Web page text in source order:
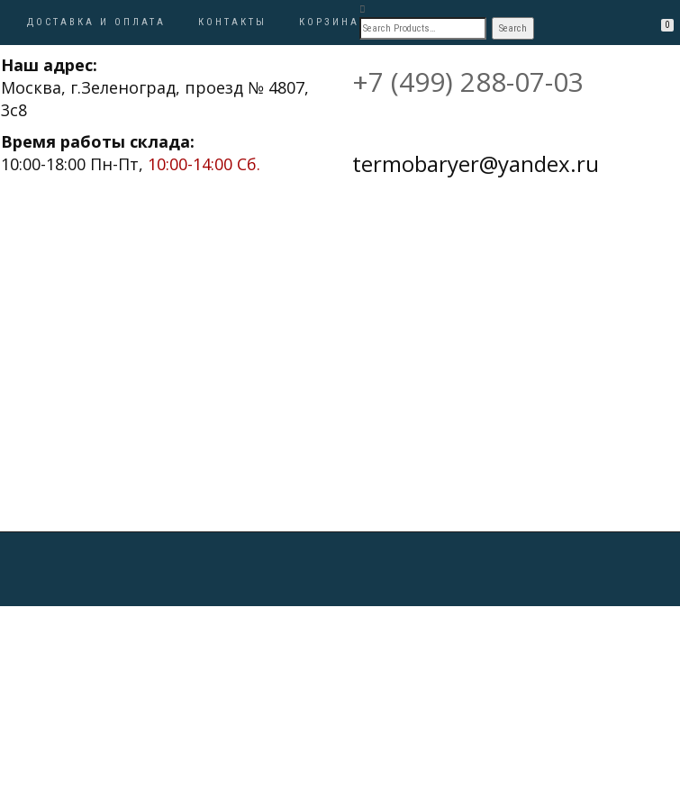
ДОСТАВКА И ОПЛАТА КОНТАКТЫ КОРЗИНА 0
Наш адрес:
Москва, г.Зеленоград, проезд № 4807,
3с8
Время работы склада:
10:00-18:00 Пн-Пт, 10:00-14:00 Сб.
+7 (499) 288-07-03
termobaryer@yandex.ru